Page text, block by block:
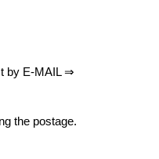
by E-MAIL ⇒
the postage.